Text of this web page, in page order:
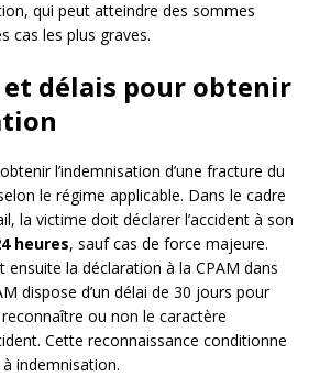
qui peut atteindre des sommes
cas les plus graves.
et délais pour obtenir
l’indemnisation d’une fracture du
le régime applicable. Dans le cadre
la victime doit déclarer l’accident à son
heures, sauf cas de force majeure.
ensuite la déclaration à la CPAM dans
dispose d’un délai de 30 jours pour
ou non le caractère
Cette reconnaissance conditionne
indemnisation.